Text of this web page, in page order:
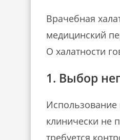
Врачебная
медицинский
О халатности
1. Выбор
Использование
клинически не